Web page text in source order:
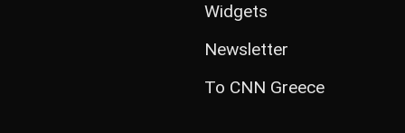
Widgets
Newsletter
Το CNN Greece